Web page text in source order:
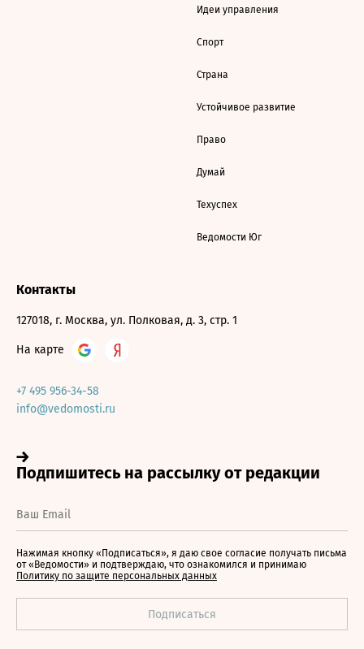
Идеи управления
Спорт
Страна
Устойчивое развитие
Право
Думай
Техуспех
Ведомости Юг
Контакты
127018, г. Москва, ул. Полковая, д. 3, стр. 1
На карте
+7 495 956-34-58
info@vedomosti.ru
Нажимая кнопку «Подписаться», я даю свое согласие получать письма
от «Ведомости» и подтверждаю, что ознакомился и принимаю
Политику по защите персональных данных